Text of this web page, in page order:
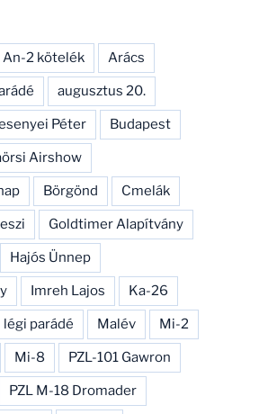
An-2 kötelék Arács
augusztus 20.
Péter Budapest
Airshow
Börgönd Cmelák
Goldtimer Alapítvány
Hajós Ünnep
Imreh Lajos Ka-26
légi parádé Malév Mi-2
Mi-8 PZL-101 Gawron
PZL M-18 Dromader